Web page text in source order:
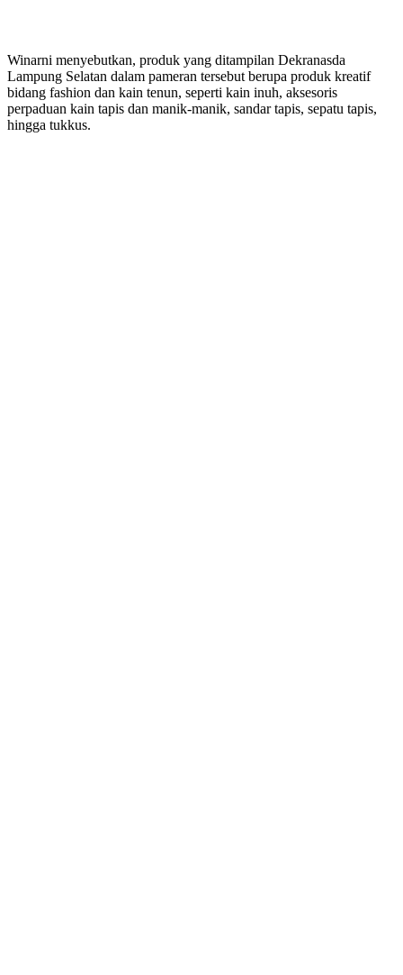
Winarni menyebutkan, produk yang ditampilan Dekranasda
Lampung Selatan dalam pameran tersebut berupa produk kreatif
bidang fashion dan kain tenun, seperti kain inuh, aksesoris
perpaduan kain tapis dan manik-manik, sandar tapis, sepatu tapis,
hingga tukkus.